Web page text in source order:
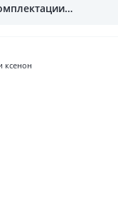
ксенон